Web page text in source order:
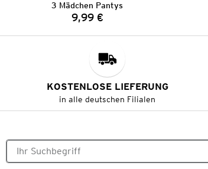
3 Mädchen Pantys
Preis:
9,99 €
KOSTENLOSE LIEFERUNG
in alle deutschen Filialen